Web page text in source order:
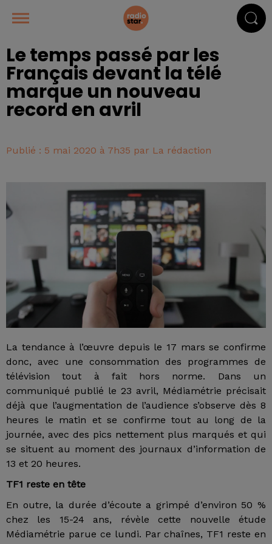
Le temps passé par les
Français devant la télé
marque un nouveau
record en avril
Publié : 5 mai 2020 à 7h35 par La rédaction
La tendance à l’œuvre depuis le 17 mars se confirme
donc, avec une consommation des programmes de
télévision tout à fait hors norme. Dans un
communiqué publié le 23 avril, Médiamétrie précisait
déjà que l’augmentation de l’audience s’observe dès 8
heures le matin et se confirme tout au long de la
journée, avec des pics nettement plus marqués et qui
se situent au moment des journaux d’information de
13 et 20 heures.
TF1 reste en tête
En outre, la durée d’écoute a grimpé d’environ 50 %
chez les 15-24 ans, révèle cette nouvelle étude
Médiamétrie parue ce lundi. Par chaînes, TF1 reste en